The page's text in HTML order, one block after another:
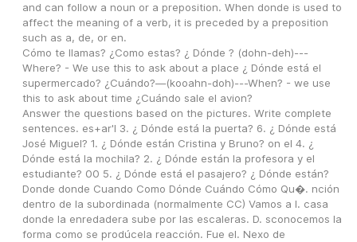
and can follow a noun or a preposition. When donde is used to
affect the meaning of a verb, it is preceded by a preposition
such as a, de, or en.
Cómo te llamas? ¿Como estas? ¿ Dónde ? (dohn-deh)---
Where? - We use this to ask about a place ¿ Dónde está el
supermercado? ¿Cuándo?—(kooahn-doh)---When? - we use
this to ask about time ¿Cuándo sale el avion?
Answer the questions based on the pictures. Write complete
sentences. es+ar'l 3. ¿ Dónde está la puerta? 6. ¿ Dónde está
José Miguel? 1. ¿ Dónde están Cristina y Bruno? on el 4. ¿
Dónde está la mochila? 2. ¿ Dónde están la profesora y el
estudiante? 00 5. ¿ Dónde está el pasajero? ¿ Dónde están?
Donde donde Cuando Como Dónde Cuándo Cómo Qu�. nción
dentro de la subordinada (normalmente CC) Vamos a l. casa
donde la enredadera sube por las escaleras. D. sconocemos la
forma como se prodúcela reacción. Fue el. Nexo de